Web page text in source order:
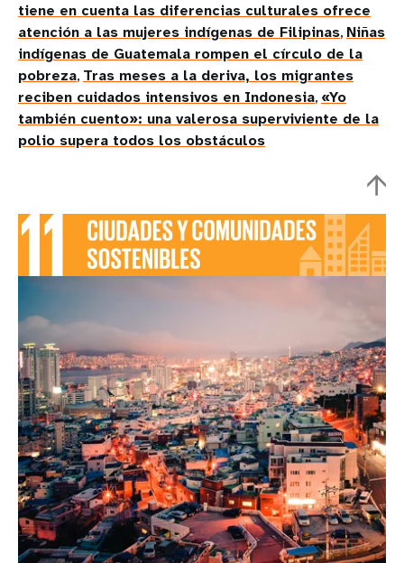
tiene en cuenta las diferencias culturales ofrece
atención a las mujeres indígenas de Filipinas, Niñas
indígenas de Guatemala rompen el círculo de la
pobreza, Tras meses a la deriva, los migrantes
reciben cuidados intensivos en Indonesia, «Yo
también cuento»: una valerosa superviviente de la
polio supera todos los obstáculos